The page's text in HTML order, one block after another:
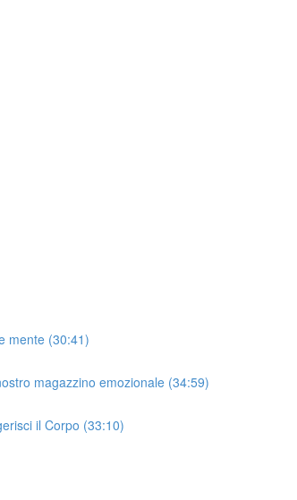
mente (30:41)
magazzino emozionale (34:59)
il Corpo (33:10)